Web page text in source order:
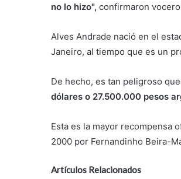
no lo hizo", confirmaron
Alves Andrade nació en el
Janeiro, al tiempo que es un
De hecho, es tan peligroso
dólares o 27.500.000 pesos
Esta es la mayor recompensa
2000 por Fernandinho Beira-
Artículos Relacionados